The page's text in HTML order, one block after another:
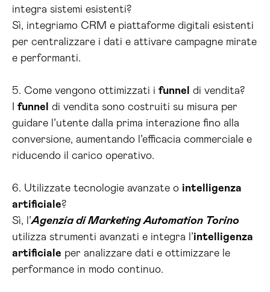
integra sistemi esistenti?
Sì, integriamo CRM e piattaforme digitali esistenti
per centralizzare i dati e attivare campagne mirate
e performanti.
5. Come vengono ottimizzati i funnel
di vendita?
funnel
di vendita sono costruiti su misura per
guidare l’utente dalla prima interazione fino alla
conversione, aumentando l’efficacia commerciale e
riducendo il carico operativo.
6. Utilizzate tecnologie avanzate o intelligenza
artificiale?
Sì, l’Agenzia di Marketing Automation Torino
utilizza strumenti avanzati e integra l’intelligenza
artificiale per analizzare dati e ottimizzare le
performance in modo continuo.